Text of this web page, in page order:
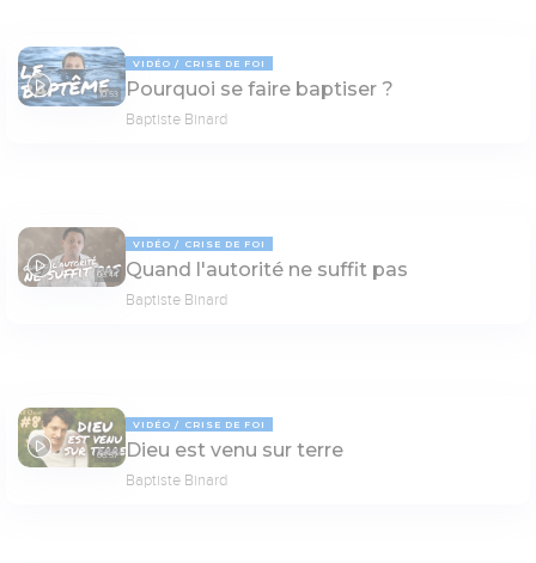
10:53
VIDÉO CRISE DE FOI
Pourquoi se faire baptiser ?
Baptiste Binard
06:44
VIDÉO CRISE DE FOI
Quand l'autorité ne suffit pas
Baptiste Binard
06:57
VIDÉO CRISE DE FOI
Dieu est venu sur terre
Baptiste Binard